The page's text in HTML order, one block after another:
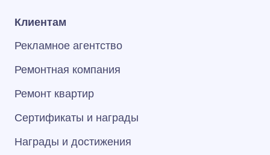
Клиентам
Рекламное агентство
Ремонтная компания
Ремонт квартир
Сертификаты и награды
Награды и достижения